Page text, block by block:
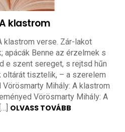
klastrom
klastrom verse. Zár-lakot
apácák Benne az érzelmek s
e szent sereget, s rejtsd hűn
oltárát tisztelik, – a szerelem
Mihály: A klastrom
Vörösmarty Mihály: A
OLVASS TOVÁBB